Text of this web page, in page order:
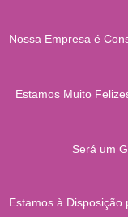
Nossa Empresa é
Estamos Muito
Será um
Estamos à Disposição